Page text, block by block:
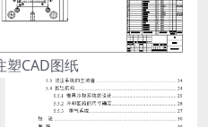
塑CAD图纸